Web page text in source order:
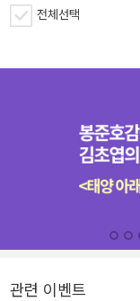
전체선택
관련 이벤트